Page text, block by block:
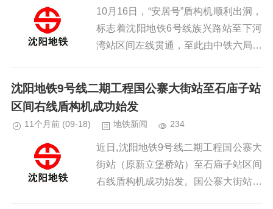
10月16日，“安居号”盾构机顺利出洞，
标志着沈阳地铁6号线族兴路站至下河
湾站区间左线贯通，至此由中铁六局承
续下穿密集民房、燃气...
沈阳地铁9号线二期工程国公寨大街站至石庙子站
区间右线盾构机成功始发
11个月前 (09-18) 地铁新闻 234
近日,沈阳地铁9号线二期工程国公寨大
街站（原新立堡桥站）至石庙子站区间
右线盾构机成功始发。国公寨大街站－